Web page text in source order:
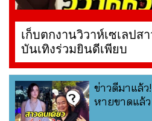
เก็บตกงานวิวาห์เซเลป
บันเทิงร่วมยินดีเพียบ
ข่าวดีมาแล้
หายขาดแล้ว